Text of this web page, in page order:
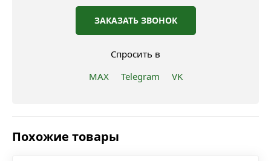
ЗАКАЗАТЬ ЗВОНОК
Спросить в
MAX
Telegram VK
Похожие товары